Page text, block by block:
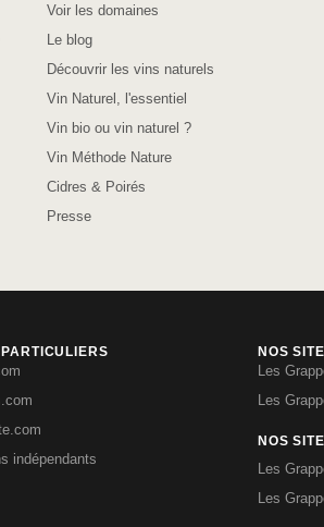
Voir les domaines
Le blog
Découvrir les vins naturels
Vin Naturel, l'essentiel
Vin bio ou vin naturel ?
Vin Méthode Nature
Cidres & Poirés
Presse
indépendants
NOS
Les
Les
NOS
Les
Les